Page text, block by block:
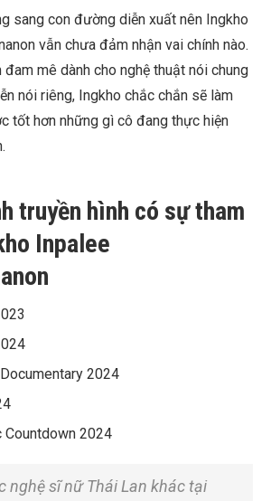
sang con đường diễn xuất nên Ingkho
vẫn chưa đảm nhận vai chính nào.
đam mê dành cho nghệ thuật nói chung
nói riêng, Ingkho chắc chắn sẽ làm
tốt hơn những gì cô đang thực hiện
truyền hình có sự tham
Inpalee
2024
Countdown 2024
nghệ sĩ nữ Thái Lan khác tại